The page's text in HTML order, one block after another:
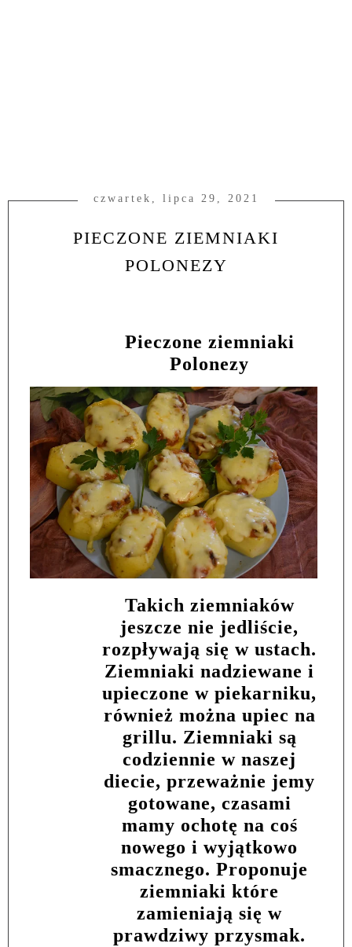
czwartek, lipca 29, 2021
PIECZONE ZIEMNIAKI
POLONEZY
Pieczone ziemniaki
Polonezy
Takich ziemniaków
jeszcze nie jedliście,
rozpływają się w ustach.
Ziemniaki nadziewane i
upieczone w piekarniku,
również można upiec na
grillu. Ziemniaki są
codziennie w naszej
diecie, przeważnie jemy
gotowane, czasami
mamy ochotę na coś
nowego i wyjątkowo
smacznego. Proponuje
ziemniaki które
zamieniają się w
prawdziwy przysmak.